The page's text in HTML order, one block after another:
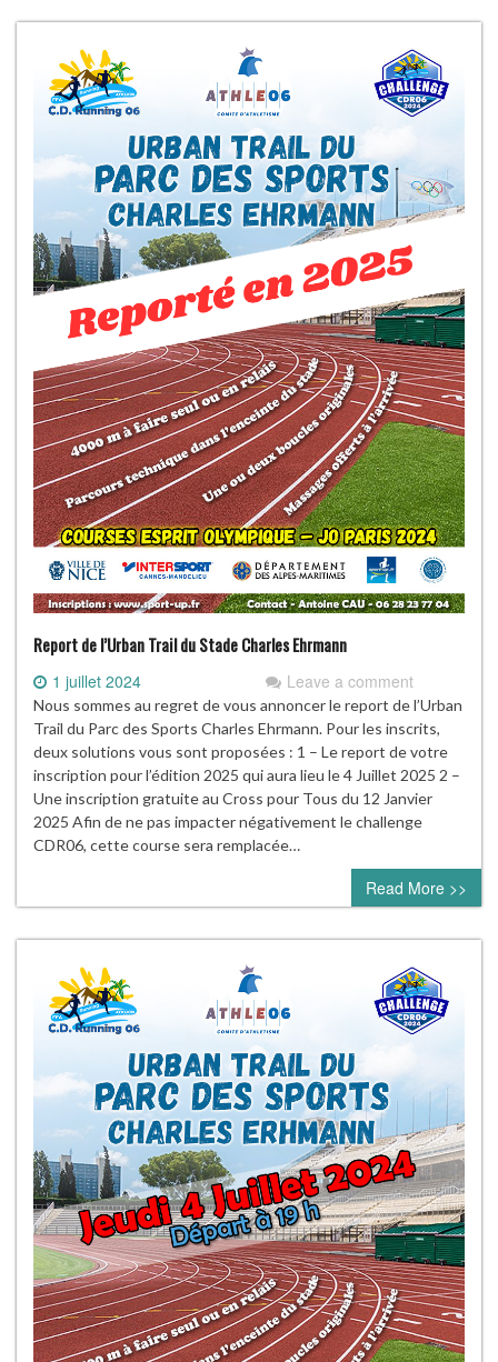
Report de l’Urban Trail du Stade Charles Ehrmann
1 juillet 2024 Leave a comment
Nous sommes au regret de vous annoncer le report de l’Urban
Trail du Parc des Sports Charles Ehrmann. Pour les inscrits,
deux solutions vous sont proposées : 1 – Le report de votre
inscription pour l’édition 2025 qui aura lieu le 4 Juillet 2025 2 –
Une inscription gratuite au Cross pour Tous du 12 Janvier
2025 Afin de ne pas impacter négativement le challenge
CDR06, cette course sera remplacée…
Read More >>